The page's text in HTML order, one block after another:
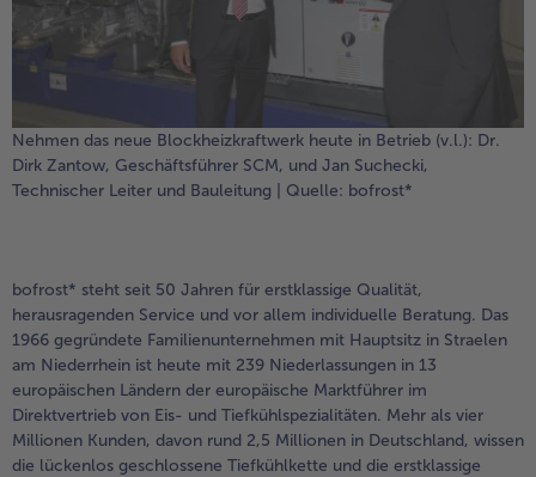
Nehmen das neue Blockheizkraftwerk heute in Betrieb (v.l.): Dr.
Dirk Zantow, Geschäftsführer SCM, und Jan Suchecki,
Technischer Leiter und Bauleitung | Quelle: bofrost*
bofrost* steht seit 50 Jahren für erstklassige Qualität,
herausragenden Service und vor allem individuelle Beratung. Das
1966 gegründete Familienunternehmen mit Hauptsitz in Straelen
am Niederrhein ist heute mit 239 Niederlassungen in 13
europäischen Ländern der europäische Marktführer im
Direktvertrieb von Eis- und Tiefkühlspezialitäten. Mehr als vier
Millionen Kunden, davon rund 2,5 Millionen in Deutschland, wissen
die lückenlos geschlossene Tiefkühlkette und die erstklassige